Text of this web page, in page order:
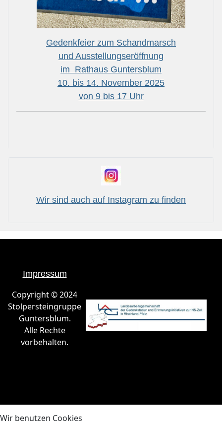
Gedenkfeier zum Schandmarsch
und Ausstellungseröffnung
im Rathaus Guntersblum
10. bis 14. November 2025
von 9 bis 17 Uhr
Wir sind auch auf Instagram zu finden
Impressum
Copyright © 2024
Stolpersteingruppe
Guntersblum.
Alle Rechte
vorbehalten.
Wir benutzen Cookies